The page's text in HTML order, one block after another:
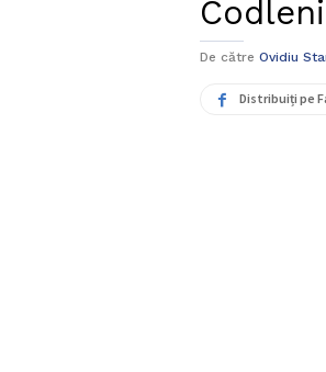
De către Ovidiu
Distribuiți pe